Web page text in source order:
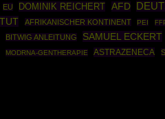
EU DOMINIK REICHERT AFD
AFRIKANISCHER KONTINENT PEI
BITWIG ANLEITUNG SAMUEL ECKERT
MODRNA-GENTHERAPIE ASTRAZENECA